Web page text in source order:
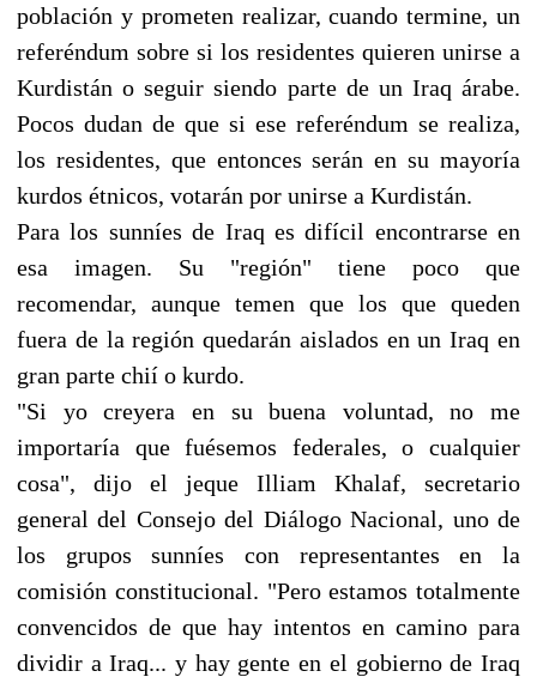
población y prometen realizar, cuando termine, un
referéndum sobre si los residentes quieren unirse a
Kurdistán o seguir siendo parte de un Iraq árabe.
Pocos dudan de que si ese referéndum se realiza,
los residentes, que entonces serán en su mayoría
kurdos étnicos, votarán por unirse a Kurdistán.
Para los sunníes de Iraq es difícil encontrarse en
esa imagen. Su "región" tiene poco que
recomendar, aunque temen que los que queden
fuera de la región quedarán aislados en un Iraq en
gran parte chií o kurdo.
"Si yo creyera en su buena voluntad, no me
importaría que fuésemos federales, o cualquier
cosa", dijo el jeque Illiam Khalaf, secretario
general del Consejo del Diálogo Nacional, uno de
los grupos sunníes con representantes en la
comisión constitucional. "Pero estamos totalmente
convencidos de que hay intentos en camino para
dividir a Iraq... y hay gente en el gobierno de Iraq